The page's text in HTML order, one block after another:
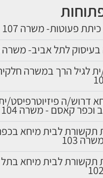
פעוטות- משרה 107
לתל אביב- משרה 106
ית לגיל הרך במשרה
דרוש/ה פיזיוטרפיסט/
וכפר קאסם - משרה 104
תקשורת לבית מיחא
103
תקשורת לבית מיחא